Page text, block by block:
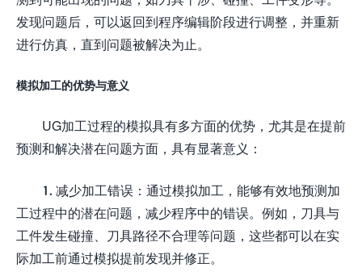
发现问题后，可以返回到程序编辑阶段进行调整，并重新
进行仿真，直到问题被解决为止。
模拟加工的优势与意义
UG加工过程的模拟具有多方面的优势，尤其是在提前
预测和解决潜在问题方面，具有显著意义：
1. 减少加工错误：通过模拟加工，能够有效地预测加
工过程中的潜在问题，减少程序中的错误。例如，刀具与
工件发生碰撞、刀具路径不合理等问题，这些都可以在实
际加工前通过模拟提前发现并修正。